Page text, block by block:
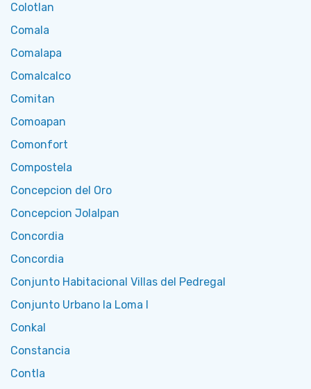
Colotlan
Comala
Comalapa
Comalcalco
Comitan
Comoapan
Comonfort
Compostela
Concepcion del Oro
Concepcion Jolalpan
Concordia
Concordia
Conjunto Habitacional Villas del Pedregal
Conjunto Urbano la Loma I
Conkal
Constancia
Contla